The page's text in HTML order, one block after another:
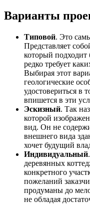
Варианты
Типовой. Это
Представляет
который подходит
редко требует
Выбирая этот
геологические
удостовериться в
впишется в эти
Эскизный. Так
которой
вид. Он не
внешнего вида
хочет будущий
Индивидуальный
деревянных
конкретного
пожеланий
продуманы до
не обладая